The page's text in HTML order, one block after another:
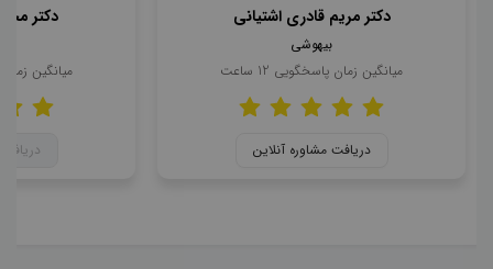
دکتر مریم قادری اشتیانی
بیهوشی
میانگین زمان پاسخگویی 12 ساعت
دریافت مشاوره آنلاین
دکتر
میانگین